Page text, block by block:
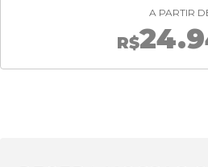
A PARTIR
R$